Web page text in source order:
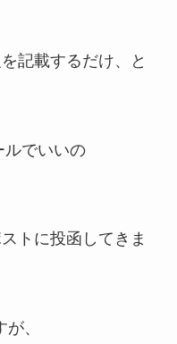
記載するだけ、と
ルでいいの
トに投函してきま
、